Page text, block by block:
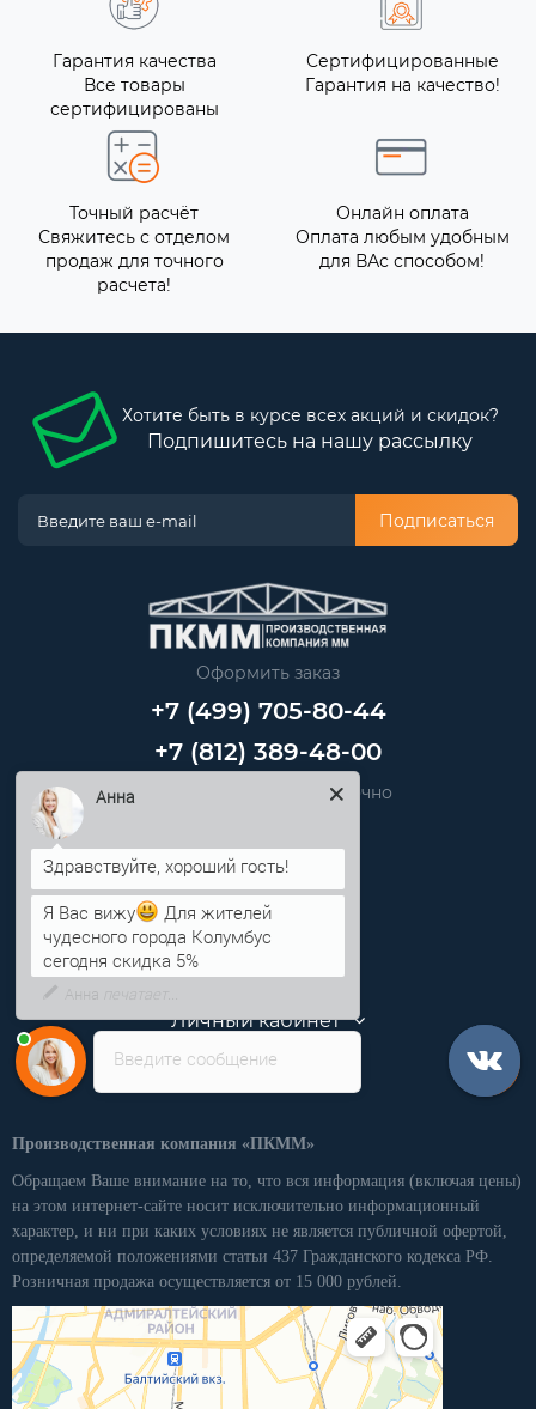
Гарантия качества
Все товары
сертифицированы
Сертифицированные
Гарантия на качество!
Точный расчёт
Свяжитесь с отделом
продаж для точного
расчета!
Онлайн оплата
Оплата любым удобным
для ВАс способом!
Хотите быть в курсе всех акций и скидок?
Подпишитесь на нашу рассылку
Подписаться
Оформить заказ
+7 (499) 705-80-44
+7 (812) 389-48-00
Звоните нам круглосуточно
Информация
Личный кабинет
Производственная компания «ПКММ»
Обращаем Ваше внимание на то, что вся информация (включая цены)
на этом интернет-сайте носит исключительно информационный
характер, и ни при каких условиях не является публичной офертой,
определяемой положениями статьи 437 Гражданского кодекса РФ.
Розничная продажа осуществляется от 15 000 рублей.
Введите сообщение
Здравствуйте, хороший гость!
Я Вас вижу
Для жителей
чудесного города Колумбус
сегодня скидка 5%